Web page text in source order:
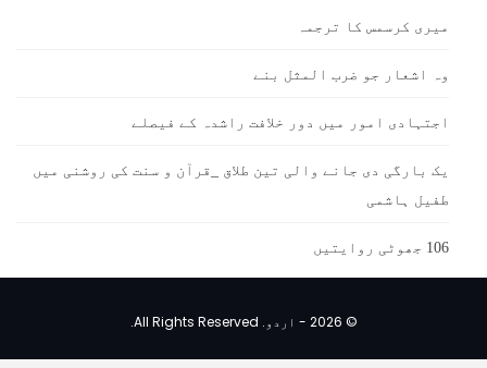
میری کرسمس کا ترجمہ
وہ اشعار جو ضرب المثل بنے
اجتہادی امور میں دور خلافت راشدہ کے فیصلے
یک بارگی دی جانے والی تین طلاق _قرآن و سنت کی روشنی میں
طفیل ہاشمی
106 جھوٹی روایتیں
© 2026 - اردو. All Rights Reserved.